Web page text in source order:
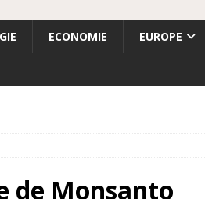
ECONOMIE EUROPE
de Monsanto